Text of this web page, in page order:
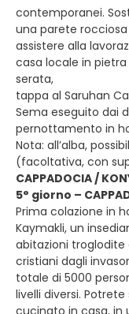
contemporanei.
una parete
assistere alla
casa locale in
serata,
tappa al Saruhan
Sema eseguito dai
pernottamento in
Nota: all’alba,
(facoltativa, con
CAPPADOCIA /
5° giorno –
Prima colazione in
Kaymakli, un
abitazioni
cristiani dagli
totale di 5000
livelli diversi.
cucinato in casa, in